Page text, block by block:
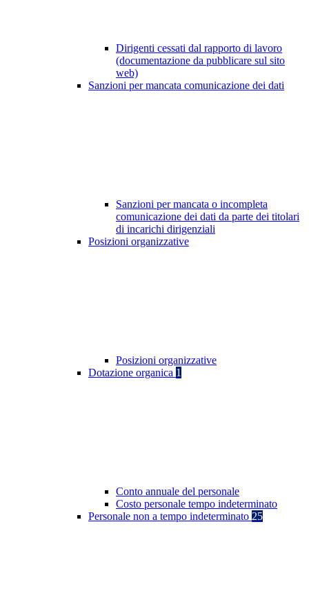
Dirigenti cessati dal rapporto di lavoro
(documentazione da pubblicare sul sito
web)
Sanzioni per mancata comunicazione dei dati
Sanzioni per mancata o incompleta
comunicazione dei dati da parte dei titolari
di incarichi dirigenziali
Posizioni organizzative
Posizioni organizzative
Dotazione organica 1
Conto annuale del personale
Costo personale tempo indeterminato
Personale non a tempo indeterminato 25